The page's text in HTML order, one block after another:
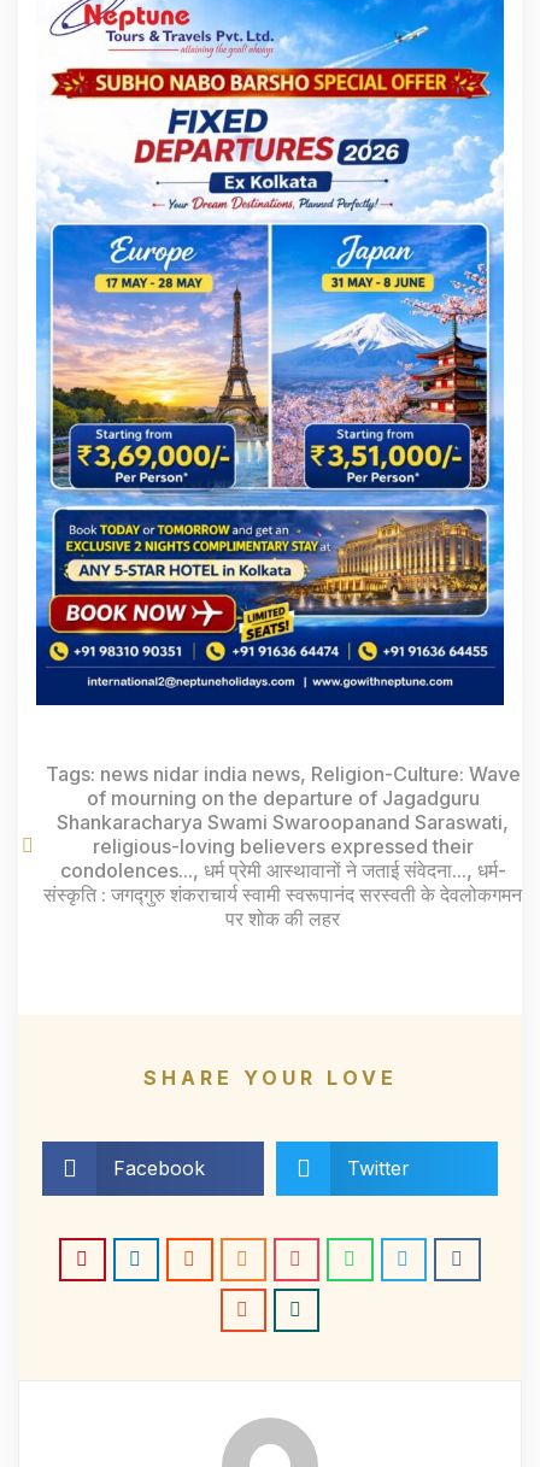
Tags: news nidar india news, Religion-Culture: Wave
of mourning on the departure of Jagadguru
Shankaracharya Swami Swaroopanand Saraswati,
religious-loving believers expressed their
condolences..., धर्म प्रेमी आस्थावानों ने जताई संवेदना..., धर्म-
संस्कृति : जगद्गुरु शंकराचार्य स्वामी स्वरूपानंद सरस्वती के देवलोकगमन
पर शोक की लहर
SHARE YOUR LOVE
Facebook Twitter